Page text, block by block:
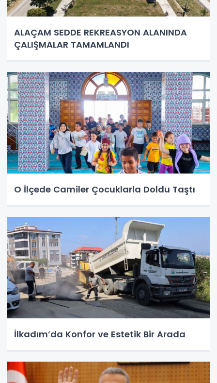
ALAÇAM SEDDE REKREASYON ALANINDA
ÇALIŞMALAR TAMAMLANDI
O İlçede Camiler Çocuklarla Doldu Taştı
İlkadım’da Konfor ve Estetik Bir Arada